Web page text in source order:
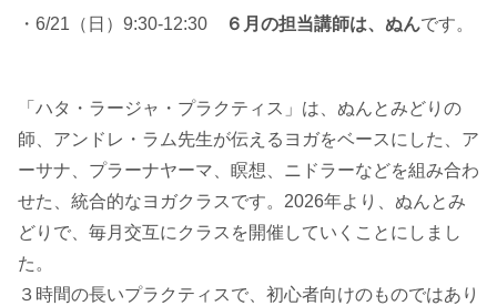
・6/21（日）9:30-12:30 ６月の担当講師は、ぬんです。
「ハタ・ラージャ・プラクティス」は、ぬんとみどりの
師、アンドレ・ラム先生が伝えるヨガをベースにした、ア
ーサナ、プラーナヤーマ、瞑想、ニドラーなどを組み合わ
せた、統合的なヨガクラスです。2026年より、ぬんとみ
どりで、毎月交互にクラスを開催していくことにしまし
た。
３時間の長いプラクティスで、初心者向けのものではあり